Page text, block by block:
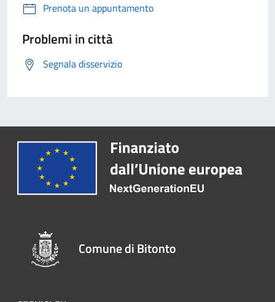
Prenota un appuntamento
Problemi in città
Segnala disservizio
Comune di Bitonto